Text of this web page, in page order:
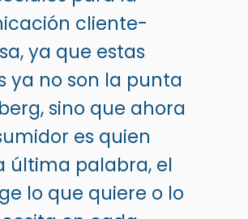
cliente-
ya que estas
ya no son la punta
sino que ahora
es quien
última palabra, el
lo que quiere o lo